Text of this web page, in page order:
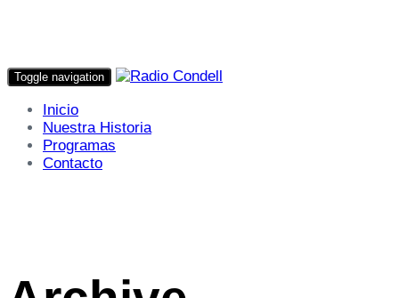
Toggle navigation
Inicio
Nuestra Historia
Programas
Contacto